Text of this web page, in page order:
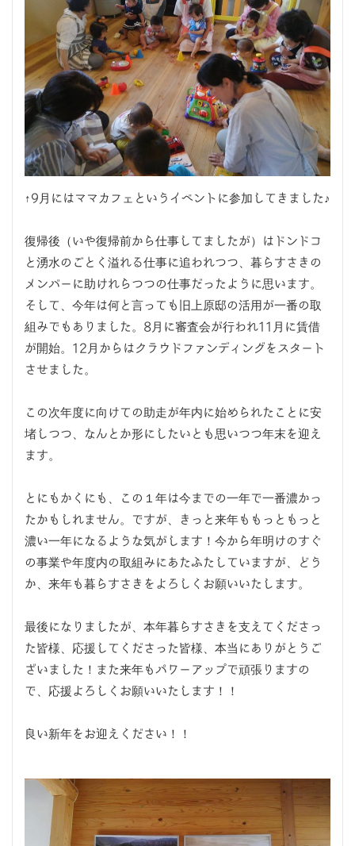
↑9月にはママカフェというイベントに参加してきました♪
復帰後（いや復帰前から仕事してましたが）はドンドコ
と湧水のごとく溢れる仕事に追われつつ、暮らすさきの
メンバーに助けれらつつの仕事だったように思います。
そして、今年は何と言っても旧上原邸の活用が一番の取
組みでもありました。8月に審査会が行われ11月に賃借
が開始。12月からはクラウドファンディングをスタート
させました。
この次年度に向けての助走が年内に始められたことに安
堵しつつ、なんとか形にしたいとも思いつつ年末を迎え
ます。
とにもかくにも、この１年は今までの一年で一番濃かっ
たかもしれません。ですが、きっと来年ももっともっと
濃い一年になるような気がします！今から年明けのすぐ
の事業や年度内の取組みにあたふたしていますが、どう
か、来年も暮らすさきをよろしくお願いいたします。
最後になりましたが、本年暮らすさきを支えてくださっ
た皆様、応援してくださった皆様、本当にありがとうご
ざいました！また来年もパワーアップで頑張りますの
で、応援よろしくお願いいたします！！
良い新年をお迎えください！！